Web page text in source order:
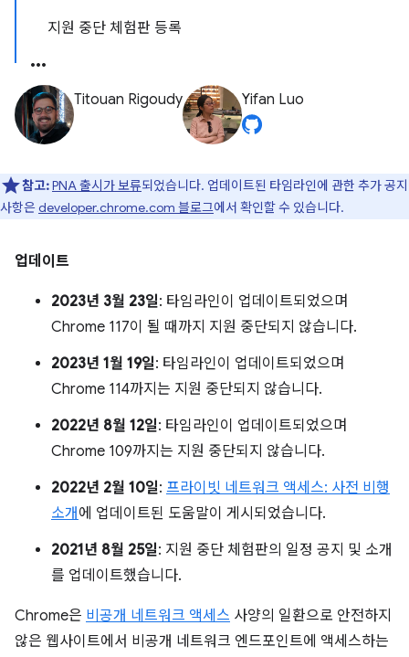
지원 중단 체험판 등록
Titouan Rigoudy Yifan Luo
참고:PNA 출시가 보류되었습니다. 업데이트된 타임라인에 관한 추가 공지
사항은developer.chrome.com 블로그에서 확인할 수 있습니다.
업데이트
2023년 3월 23일: 타임라인이 업데이트되었으며
Chrome 117이 될 때까지 지원 중단되지 않습니다.
2023년 1월 19일: 타임라인이 업데이트되었으며
Chrome 114까지는 지원 중단되지 않습니다.
2022년 8월 12일: 타임라인이 업데이트되었으며
Chrome 109까지는 지원 중단되지 않습니다.
2022년 2월 10일: 프라이빗 네트워크 액세스: 사전 비행
소개 에 업데이트된 도움말이 게시되었습니다.
2021년 8월 25일: 지원 중단 체험판의 일정 공지 및 소개
를 업데이트했습니다.
Chrome은 비공개 네트워크 액세스 사양의 일환으로 안전하지
않은 웹사이트에서 비공개 네트워크 엔드포인트에 액세스하는